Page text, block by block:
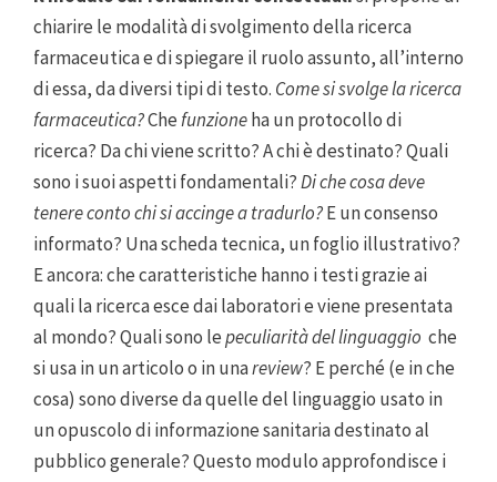
chiarire le modalità di svolgimento della ricerca
farmaceutica e di spiegare il ruolo assunto, all’interno
di essa, da diversi tipi di testo. Come si svolge la ricerca
farmaceutica?Chefunzioneha un protocollo di
ricerca? Da chi viene scritto? A chi è destinato? Quali
sono i suoi aspetti fondamentali?Di che cosa deve
tenere conto chi si accinge a tradurlo?E un consenso
informato? Una scheda tecnica, un foglio illustrativo?
E ancora: che caratteristiche hanno i testi grazie ai
quali la ricerca esce dai laboratori e viene presentata
al mondo? Quali sono lepeculiarità del linguaggio che
si usa in un articolo o in unareview? E perché (e in che
cosa) sono diverse da quelle del linguaggio usato in
un opuscolo di informazione sanitaria destinato al
pubblico generale? Questo modulo approfondisce i